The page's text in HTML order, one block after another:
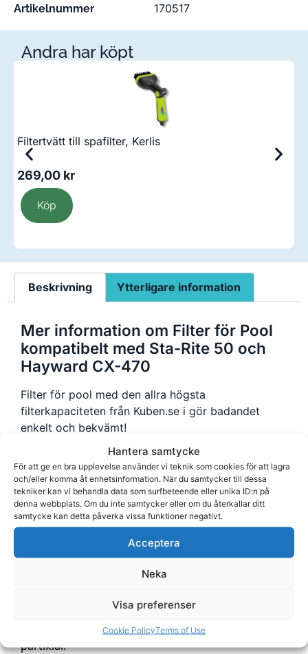
Hantera samtycke
För att ge en bra upplevelse använder vi teknik som cookies för att lagra
och/eller komma åt enhetsinformation. När du samtycker till dessa
tekniker kan vi behandla data som surfbeteende eller unika ID:n på
denna webbplats. Om du inte samtycker eller om du återkallar ditt
samtycke kan detta påverka vissa funktioner negativt.
Acceptera
Neka
Visa preferenser
Cookie PolicyTerms of Use
Artikelnummer 170517
Andra har köpt
Filtertvätt till spafilter, Kerlis
269,00 kr
Köp
Beskrivning Ytterligare information
Mer information om Filter för Pool
kompatibelt med Sta-Rite 50 och
Hayward CX-470
Filter för pool med den allra högsta
filterkapaciteten från Kuben.se i gör badandet
enkelt och bekvämt!
Filtret är kompatibelt med flera pooler, se
komplett lista nedan. Detta filter passar till Sta-
Rite 50 och Hayward m.fl. Längd 360 mm,
diameter 178mm och bottenanslutningen är öppet
hål 76mm.
Traditionella filter som detta består av
filtermaterial som veckas (plisseras) runt filtret.
Man veckar materialet runt filtret för att det ska få
vecken sitter desto större filteryta får filtret.
formen gör också att materialet effektivare tar upp
partiklar.